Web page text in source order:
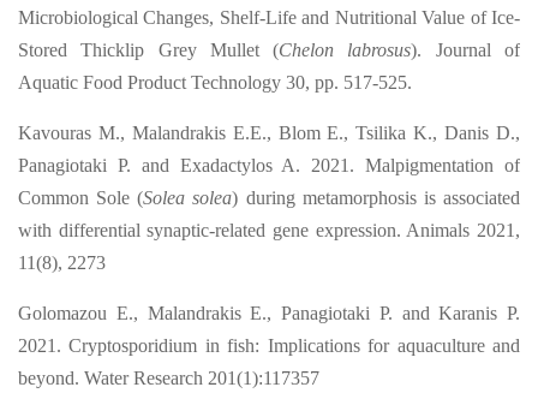
Microbiological Changes, Shelf-Life and Nutritional Value of Ice-
Stored Thicklip Grey Mullet (Chelon labrosus). Journal of
Aquatic Food Product Technology 30, pp. 517-525.
Kavouras M., Malandrakis E.E., Blom E., Tsilika K., Danis D.,
Panagiotaki P. and Exadactylos A. 2021. Malpigmentation of
Common Sole (Solea solea) during metamorphosis is associated
with differential synaptic-related gene expression. Animals 2021,
11(8), 2273
Golomazou E., Malandrakis E., Panagiotaki P. and Karanis P.
2021. Cryptosporidium in fish: Implications for aquaculture and
beyond. Water Research 201(1):117357